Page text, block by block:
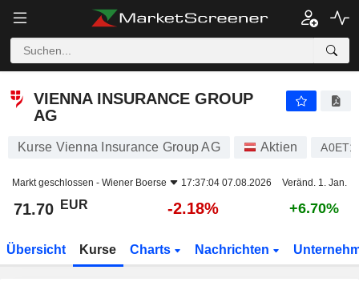
VIENNA INSURANCE GROUP AG 71.70
VIENNA INSURANCE GROUP
AG
Kurse Vienna Insurance Group AG Aktien
Markt geschlossen - Wiener Boerse 17:37:04 07.08.2026 Veränd. 1. Jan.
71.70 EUR -2.18% +6.70%
Übersicht Kurse Charts Nachrichten